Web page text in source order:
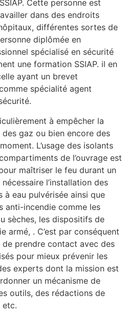
Cette personne est
dans des endroits
différentes sortes de
diplômée en
spécialisé en sécurité
une formation SSIAP. il en
ayant un brevet
spécialité agent
à empêcher la
gaz ou bien encore des
L’usage des isolants
de l’ouvrage est
maîtriser le feu durant un
l’installation des
eau pulvérisée ainsi que
anti-incendie comme les
sèches, les dispositifs de
armé, . C’est par conséquent
de prendre contact avec des
pour mieux prévenir les
experts dont la mission est
un mécanisme de
outils, des rédactions de
etc.